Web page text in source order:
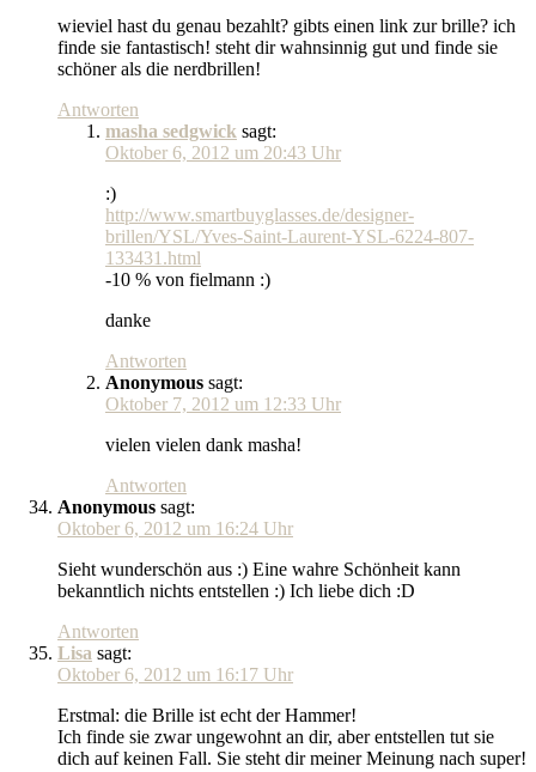
wieviel hast du genau bezahlt? gibts einen link zur brille? ich
finde sie fantastisch! steht dir wahnsinnig gut und finde sie
schöner als die nerdbrillen!
Antworten
masha sedgwick sagt:
Oktober 6, 2012 um 20:43 Uhr
:)
http://www.smartbuyglasses.de/designer-
brillen/YSL/Yves-Saint-Laurent-YSL-6224-807-
133431.html
-10 % von fielmann :)
danke
Antworten
Anonymous sagt:
Oktober 7, 2012 um 12:33 Uhr
vielen vielen dank masha!
Antworten
Anonymous sagt:
Oktober 6, 2012 um 16:24 Uhr
Sieht wunderschön aus :) Eine wahre Schönheit kann
bekanntlich nichts entstellen :) Ich liebe dich :D
Antworten
Lisa sagt:
Oktober 6, 2012 um 16:17 Uhr
Erstmal: die Brille ist echt der Hammer!
Ich finde sie zwar ungewohnt an dir, aber entstellen tut sie
dich auf keinen Fall. Sie steht dir meiner Meinung nach super!